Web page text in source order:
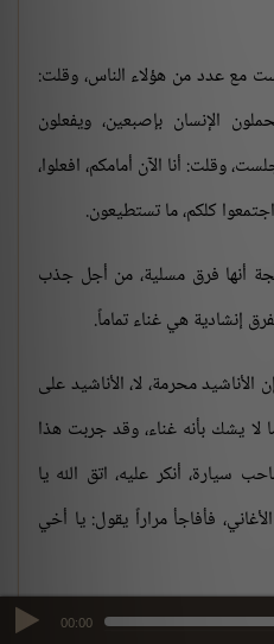
00:00
مع عدد من هؤلاء الناس، وقلت:
الإنسان بإصبعين، ويفعلون
وقلت: أنا الآن أمامكم، افعلوا،
كلكم، ما تستطيعون.
أنها فرق مسلية، من أجل جذب
إنشادية هي غناء تماماً.
الأناشيد محرمة، لا، الأناشيد على
لا يشك بأنه غناء، وقد جربت هذا
أنكر عليه، اتق الله يا
فأفاجأ مراراً يقول: يا أخي
نشيدًا إذًا لا يوجد غناء، فكونه